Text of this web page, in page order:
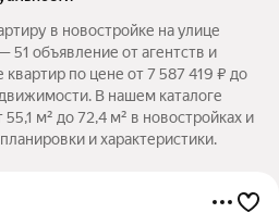
в новостройке на улице
51 объявление от агентств и
по цене от 7 587 419 ₽ до
В нашем каталоге
м² до 72,4 м² в новостройках и
и характеристики.